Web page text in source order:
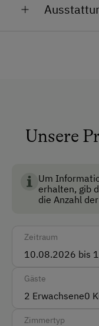
Enten
Fernsehraum
Unsere
Um
erhalten, gib
die Anzahl
Zeitraum
Gäste
2 Erwachsene0
Zimmertyp